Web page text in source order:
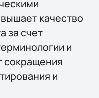
качество
за счет
и
сокращения
и